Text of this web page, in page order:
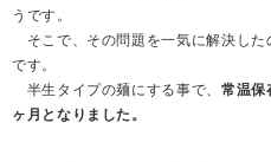
うです。
そこで、その問題を一気に解決した
です。
半生タイプの麺にする事で、 常温保
ヶ月となりました。